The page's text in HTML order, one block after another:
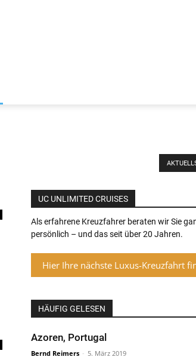
UC UNLIMITED CRUISES
Als erfahrene Kreuzfahrer beraten wir Sie
persönlich – und das seit über 20 Jahren.
Hier Ihre nächste Luxus-Kreuzfahrt
HÄUFIG GELESEN
Azoren, Portugal
Bernd Reimers - 5. März 2019